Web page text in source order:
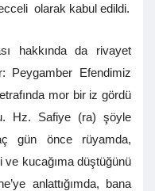
olarak kabul edildi.
hakkında da rivayet
Peygamber Efendimiz
mor bir iz gördü
Hz. Safiye (ra) şöyle
gün önce rüyamda,
ve kucağıma düştüğünü
anlattığımda, bana